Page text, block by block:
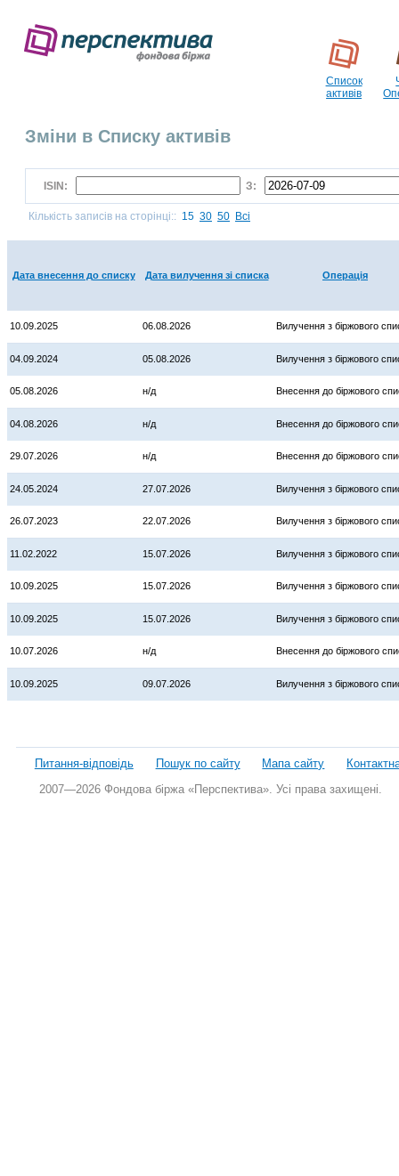
Список
активів
Зміни в Списку активів
ISIN: З:
Кількість записів на сторінці:: 15 30 50 Всі
Дата внесення до списку Дата вилучення зі списка Операція
10.09.2025 06.08.2026 Вилучення з біржового
04.09.2024 05.08.2026 Вилучення з біржового
05.08.2026 н/д Внесення до біржового
04.08.2026 н/д Внесення до біржового
29.07.2026 н/д Внесення до біржового
24.05.2024 27.07.2026 Вилучення з біржового
26.07.2023 22.07.2026 Вилучення з біржового
11.02.2022 15.07.2026 Вилучення з біржового
10.09.2025 15.07.2026 Вилучення з біржового
10.09.2025 15.07.2026 Вилучення з біржового
10.07.2026 н/д Внесення до біржового
10.09.2025 09.07.2026 Вилучення з біржового
Питання-відповідь Пошук по сайту Мапа сайту
2007—2026 Фондова біржа «Перспектива». Усі права захищені.